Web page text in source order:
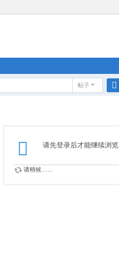
帖子
请先登录后才能继续浏览
请稍候……